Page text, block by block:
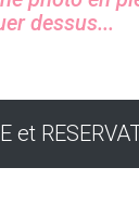
dessus...
et